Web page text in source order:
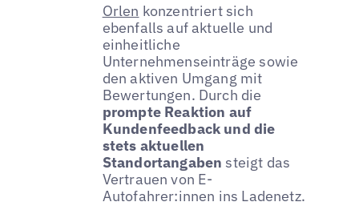
Orlen konzentriert sich
ebenfalls auf aktuelle und
einheitliche
Unternehmenseinträge sowie
den aktiven Umgang mit
Bewertungen. Durch die
prompte Reaktion auf
Kundenfeedback und die
stets aktuellen
Standortangaben steigt das
Vertrauen von E-
Autofahrer:innen ins Ladenetz.